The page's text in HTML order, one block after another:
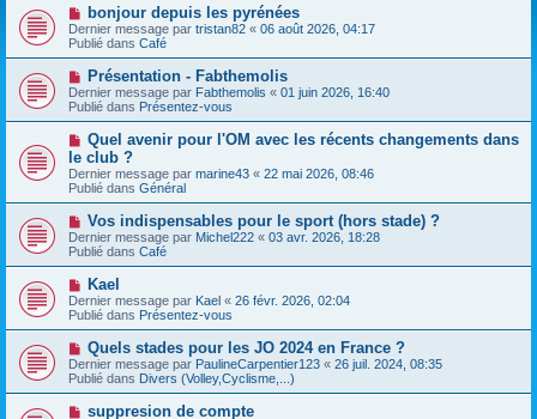
N
o
u
v
e
a
u
m
e
s
s
a
g
e
bonjour depuis les pyrénées
Dernier message par tristan82 « 06 août 2026, 04:17
Publié dans Café
N
o
u
v
a
u
m
e
s
s
g
e
Présentation - Fabthemolis
Dernier message par Fabthemolis « 01 juin 2026, 16:40
Publié dans Présentez-vous
N
u
v
e
a
u
m
e
s
s
a
g
e
Quel avenir pour l'OM avec les récents changements dans
le club ?
Dernier message par marine43 « 22 mai 2026, 08:46
Publié dans Général
N
o
u
v
e
a
u
m
e
s
s
a
g
Vos indispensables pour le sport (hors stade) ?
Dernier message par Michel222 « 03 avr. 2026, 18:28
Publié dans Café
N
o
u
v
a
u
m
e
s
Kael
Dernier message par Kael « 26 févr. 2026, 02:04
Publié dans Présentez-vous
N
o
u
v
a
Quels stades pour les JO 2024 en France ?
Dernier message par PaulineCarpentier123 « 26 juil. 2024, 08:35
Publié dans Divers (Volley,Cyclisme,...)
Nsuppresion de compte